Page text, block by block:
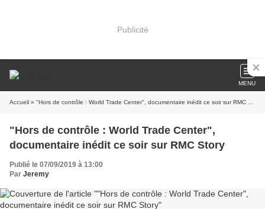
Publicité
MENU
Accueil » "Hors de contrôle : World Trade Center", documentaire inédit ce soir sur RMC Story
"Hors de contrôle : World Trade Center",
documentaire inédit ce soir sur RMC Story
Publié le 07/09/2019 à 13:00
Par Jeremy